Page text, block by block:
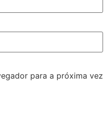
para a próxima vez